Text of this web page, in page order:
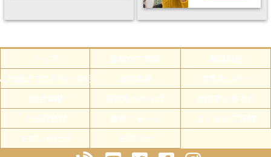
トップ 登録女性検索
費用料金
結婚までの手順・説明
成婚実績
運営あいさつ
婚活情報
男性用メルマガ
女性用メルマガ
入会前登録
募集フォーム
よくあるご質問
お問い合わせ
お知らせ